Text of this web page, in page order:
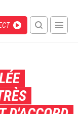
Menu
recherche
mobile